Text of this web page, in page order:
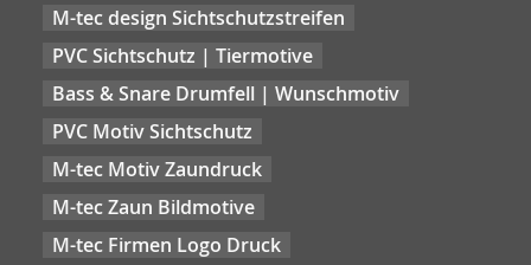
M-tec design Sichtschutzstreifen
PVC Sichtschutz | Tiermotive
Bass & Snare Drumfell | Wunschmotiv
PVC Motiv Sichtschutz
M-tec Motiv Zaundruck
M-tec Zaun Bildmotive
M-tec Firmen Logo Druck